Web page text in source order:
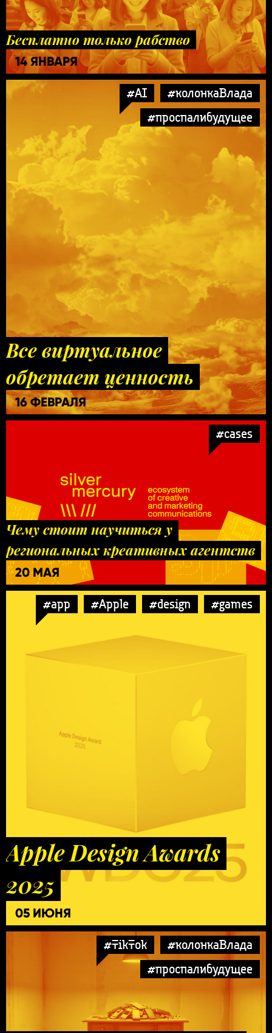
Бесплатно только рабство
14 ЯНВАРЯ
#AI
#колонкаВлада
#проспалибудущее
Все виртуальное
обретает ценность
16 ФЕВРАЛЯ
#cases
Чему стоит научиться у
региональных креативных агентств
20 МАЯ
#app #Apple #design #games
Apple Design Awards
2025
05 ИЮНЯ
#TikTok
#колонкаВлада
#проспалибудущее